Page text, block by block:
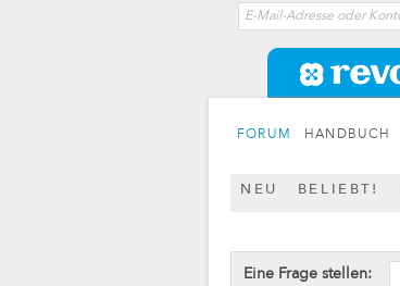
FORUM HANDBUCH
NEU BELIEBT!
Eine Frage stellen: